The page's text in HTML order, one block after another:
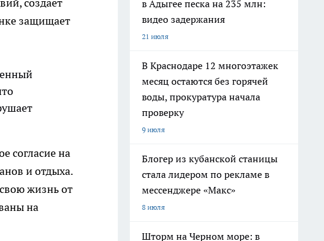
создает
защищает
согласие на
и отдыха.
жизнь от
на
в Адыгее песка на 235 млн:
видео задержания
21 июля
В Краснодаре 12 многоэтажек
месяц остаются без горячей
воды, прокуратура начала
проверку
9 июля
Блогер из кубанской станицы
стала лидером по рекламе в
мессенджере «Макс»
8 июля
Шторм на Черном море: в